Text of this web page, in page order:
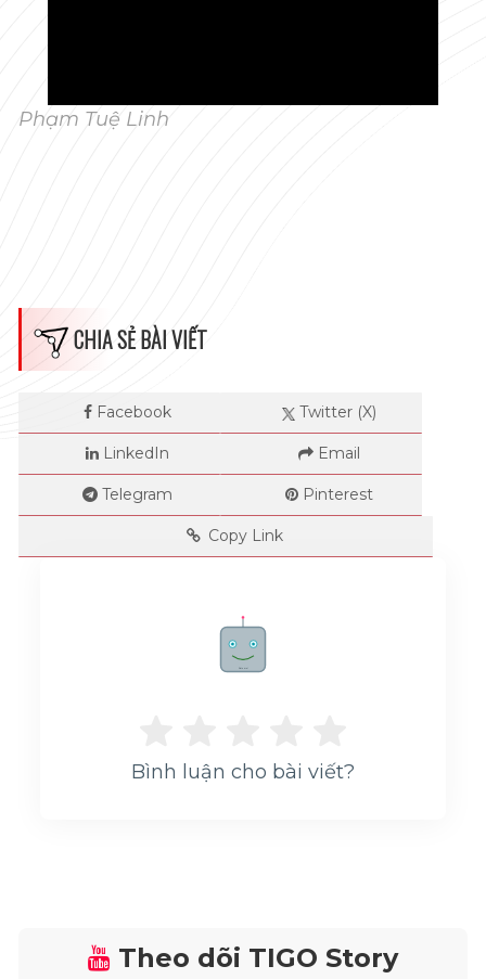
Phạm Tuệ Linh
CHIA SẺ BÀI VIẾT
Facebook Twitter (X)
LinkedIn Email
Telegram Pinterest
Copy Link
Rate me!
Bình luận cho bài viết?
Theo dõi TIGO Story